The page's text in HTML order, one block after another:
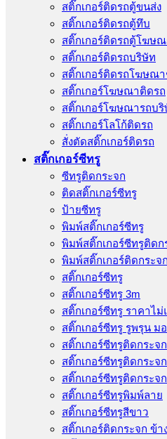
สติ๊กเกอร์ติดรถตู้ขนส่ง
สติ๊กเกอร์ติดรถตู้ทึบ
สติ๊กเกอร์ติดรถตู้โฆษณ
สติ๊กเกอร์ติดรถบริษัท
สติ๊กเกอร์ติดรถโฆษณ
สติ๊กเกอร์โฆษณาติดรถ
สติ๊กเกอร์โฆษณารถบริ
สติ๊กเกอร์โลโก้ติดรถ
สั่งตัดสติ๊กเกอร์ติดรถ
สติ๊กเกอร์ซีทรู
ซีทรูติดกระจก
ติดสติ๊กเกอร์ซีทรู
ป้ายซีทรู
พิมพ์สติ๊กเกอร์ซีทรู
พิมพ์สติ๊กเกอร์ซีทรูติดก
พิมพ์สติ๊กเกอร์ติดกระจก
สติ๊กเกอร์ซีทรู
สติ๊กเกอร์ซีทรู 3m
สติ๊กเกอร์ซีทรู ราคาไม่
สติ๊กเกอร์ซีทรู รูพรุน ม
สติ๊กเกอร์ซีทรูติดกระจก
สติ๊กเกอร์ซีทรูติดกระจ
สติ๊กเกอร์ซีทรูติดกระจ
สติ๊กเกอร์ซีทรูพิมพ์ลาย
สติ๊กเกอร์ซีทรูสีขาว
สติ๊กเกอร์ติดกระจก ข้า